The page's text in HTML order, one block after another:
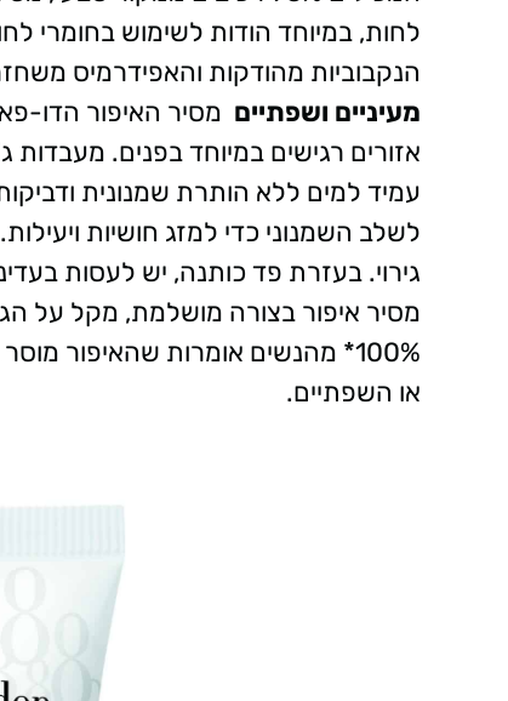
לחות, במיוחד הודות לשימוש בחומרי
הנקבוביות מהודקות והאפידרמיס
מעיניים ושפתיים מסיר האיפור הדו-
אזורים רגישים במיוחד בפנים. מעבדות
עמיד למים ללא הותרת שמנונית
לשלב השמנוני כדי למזג חושיות ויעילות.
גירוי. בעזרת פד כותנה, יש לעסות
מסיר איפור בצורה מושלמת, מקל על
100%* מהנשים אומרות שהאיפור מוסר ביעילות ובקלות מהעיניים, ואין כל גירוי
או השפתיים.